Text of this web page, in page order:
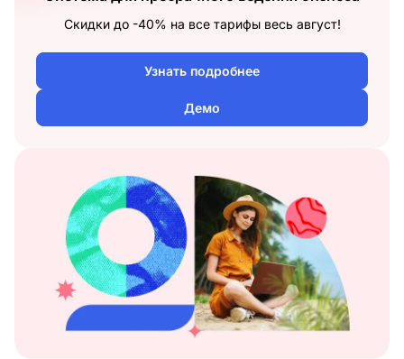
Скидки до -40% на все тарифы весь август!
Узнать подробнее
Демо